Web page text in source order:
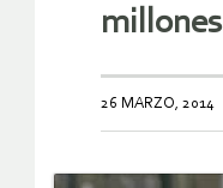
millones
26 MARZO, 2014